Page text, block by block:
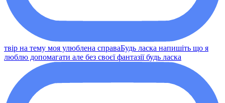
твір на тему моя улюблена справаБудь ласка напишіть що я
люблю допомагати але без своєї фантазії будь ласка​